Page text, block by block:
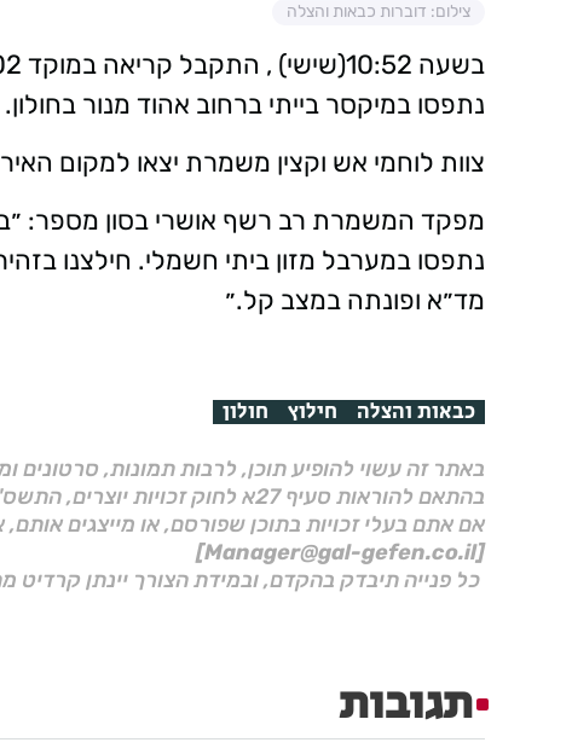
צילום: דוברות כבאות והצלה
נתפסו במיקסר בייתי ברחוב אהוד מנור בחולון.
צוות לוחמי אש וקצין משמרת יצאו למקום
מפקד המשמרת רב רשף אושרי בסון מספר:
נתפסו במערבל מזון ביתי חשמלי. חילצנו
מד״א ופונתה במצב קל.״
כבאות והצלה חילוץ חולון
באתר זה עשוי להופיע תוכן, לרבות תמונות, סרטונים
בהתאם להוראות סעיף 27א לחוק זכויות יוצרים, התשס"ח–2007.
אם אתם בעלי זכויות בתוכן שפורסם, או מייצגים
[Manager@gal-gefen.co.il]
כל פנייה תיבדק בהקדם, ובמידת הצורך יינתן קרדיט
תגובות